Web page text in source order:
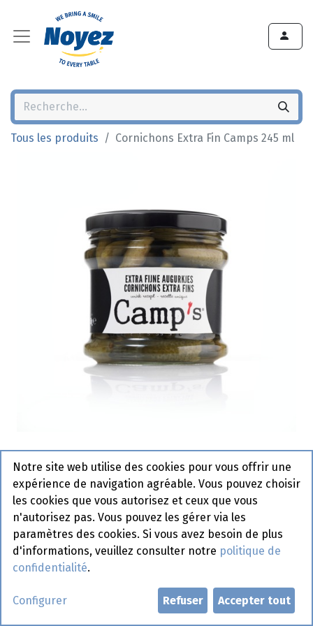
Tous les produits Cornichons Extra Fin Camps 245 ml
Cornichons Extra Fin Camps 245
ml
Demander un compte
Notre site web utilise des cookies pour vous offrir une
expérience de navigation agréable. Vous pouvez choisir
les cookies que vous autorisez et ceux que vous
n'autorisez pas. Vous pouvez les gérer via les
paramètres des cookies. Si vous avez besoin de plus
d'informations, veuillez consulter notre politique de
confidentialité.
Configurer Refuser Accepter tout